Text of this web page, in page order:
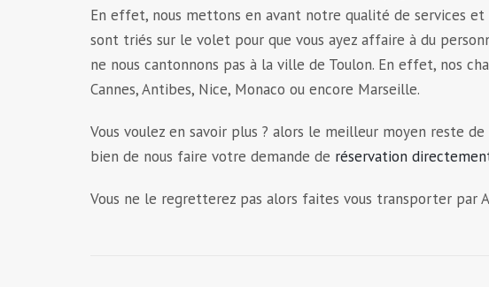
En effet, nous mettons en avant notre qualité de services et
sont triés sur le volet pour que vous ayez affaire à du
ne nous cantonnons pas à la ville de Toulon. En effet, nos
Cannes, Antibes, Nice, Monaco ou encore Marseille.
Vous voulez en savoir plus ? alors le meilleur moyen reste
bien de nous faire votre demande de réservation
Vous ne le regretterez pas alors faites vous transporter par